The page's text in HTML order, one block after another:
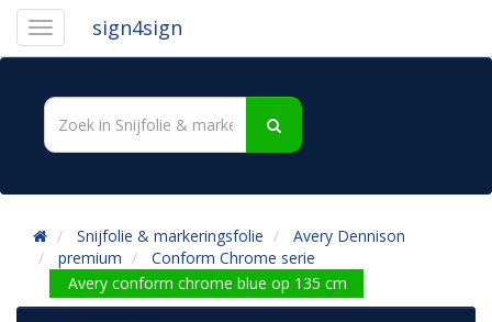
sign4sign
Snijfolie & markeringsfolie
Avery Dennison
premium
Conform Chrome serie
Avery conform chrome blue op 135 cm